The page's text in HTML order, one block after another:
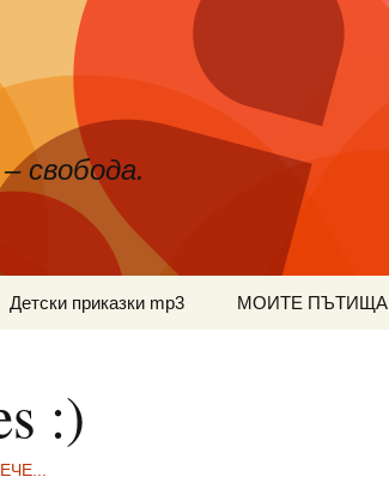
свобода.
Детски приказки mp3 МОИТЕ ПЪТИЩА
:)